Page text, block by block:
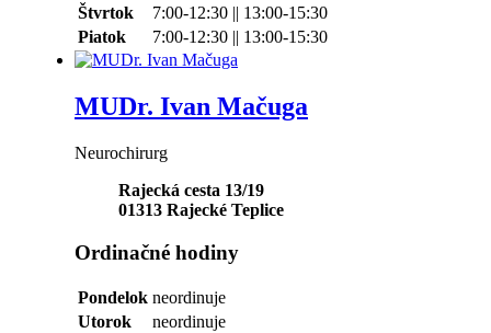
Štvrtok
7:00-12:30 || 13:00-15:30
Piatok
7:00-12:30 || 13:00-15:30
MUDr. Ivan Mačuga
Neurochirurg
Rajecká cesta 13/19
01313 Rajecké Teplice
Ordinačné hodiny
Pondelok neordinuje
Utorok
neordinuje